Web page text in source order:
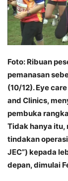
Foto: Ribuan
pemanasan
(10/12). Eye
and Clinics,
pembuka
Tidak hanya itu,
tindakan
JEC”) kepada
depan, dimulai